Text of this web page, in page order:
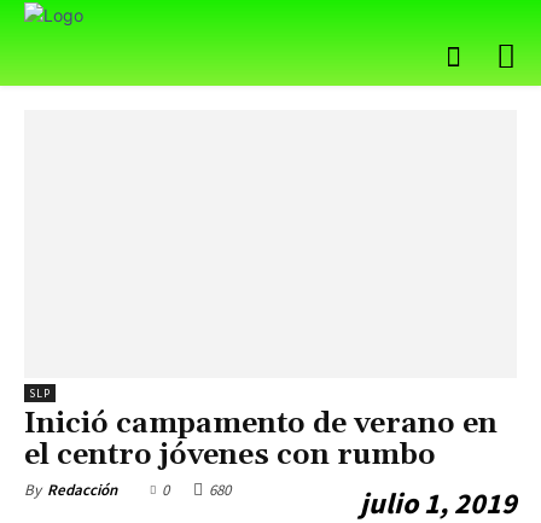
SLP
Inició campamento de verano en
el centro jóvenes con rumbo
By Redacción julio 1, 2019
0 680